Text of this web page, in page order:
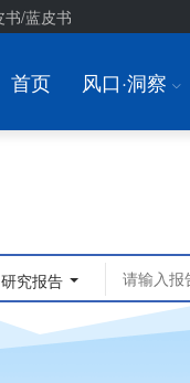
书/蓝皮书
首页 风口·洞察 I
研究报告